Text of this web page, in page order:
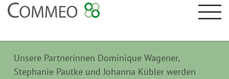
Unsere Partnerinnen Dominique Wagener,
Stephanie Pautke und Johanna Kübler werden